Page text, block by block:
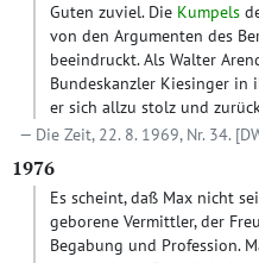
Guten zuviel. Die Kumpels
von den Argumenten des
beeindruckt. Als Walter
Bundeskanzler Kiesinger in
er sich allzu stolz und
Die Zeit, 22. 8. 1969, Nr. 34.
1976
Es scheint, daß Max nicht
geborene Vermittler, der
Begabung und Profession.